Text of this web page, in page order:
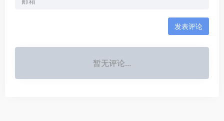
发表评论
暂无评论...